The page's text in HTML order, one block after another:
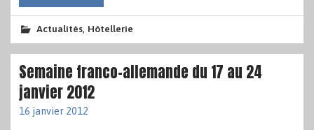
Actualités, Hôtellerie
Semaine franco-allemande du 17 au 24
janvier 2012
16 janvier 2012